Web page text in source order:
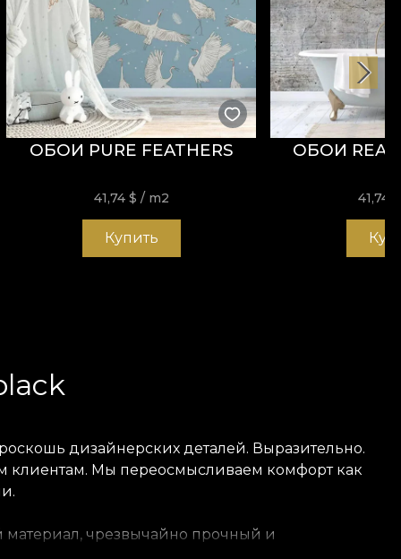
ОБОИ PURE FEATHERS
41,74 $ / m2
Купить
ОБОИ REAL
41,74
дизайнерских деталей. Выразительно.
клиентам. Мы переосмысливаем комфорт как
материал, чрезвычайно прочный и